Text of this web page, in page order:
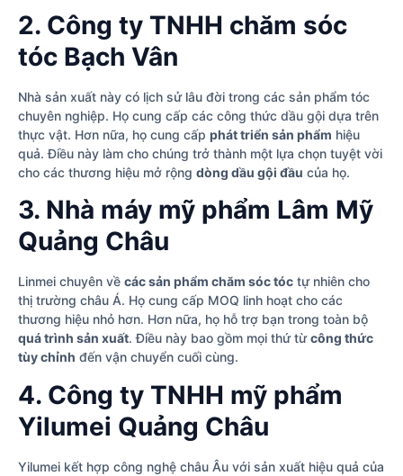
2. Công ty TNHH chăm sóc
tóc Bạch Vân
Nhà sản xuất này có lịch sử lâu đời trong các sản phẩm tóc
chuyên nghiệp. Họ cung cấp các công thức dầu gội dựa trên
thực vật. Hơn nữa, họ cung cấp phát triển sản phẩm hiệu
quả. Điều này làm cho chúng trở thành một lựa chọn tuyệt vời
cho các thương hiệu mở rộng dòng dầu gội đầu của họ.
3. Nhà máy mỹ phẩm Lâm Mỹ
Quảng Châu
Linmei chuyên về các sản phẩm chăm sóc tóc tự nhiên cho
thị trường châu Á. Họ cung cấp MOQ linh hoạt cho các
thương hiệu nhỏ hơn. Hơn nữa, họ hỗ trợ bạn trong toàn bộ
quá trình sản xuất. Điều này bao gồm mọi thứ từcông thức
tùy chỉnh đến vận chuyển cuối cùng.
4. Công ty TNHH mỹ phẩm
Yilumei Quảng Châu
Yilumei kết hợp công nghệ châu Âu với sản xuất hiệu quả của